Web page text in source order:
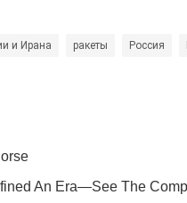
и Ирана ракеты Россия